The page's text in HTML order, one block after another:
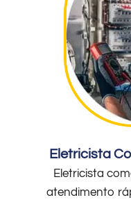
Eletricista
Eletricista
atendimento